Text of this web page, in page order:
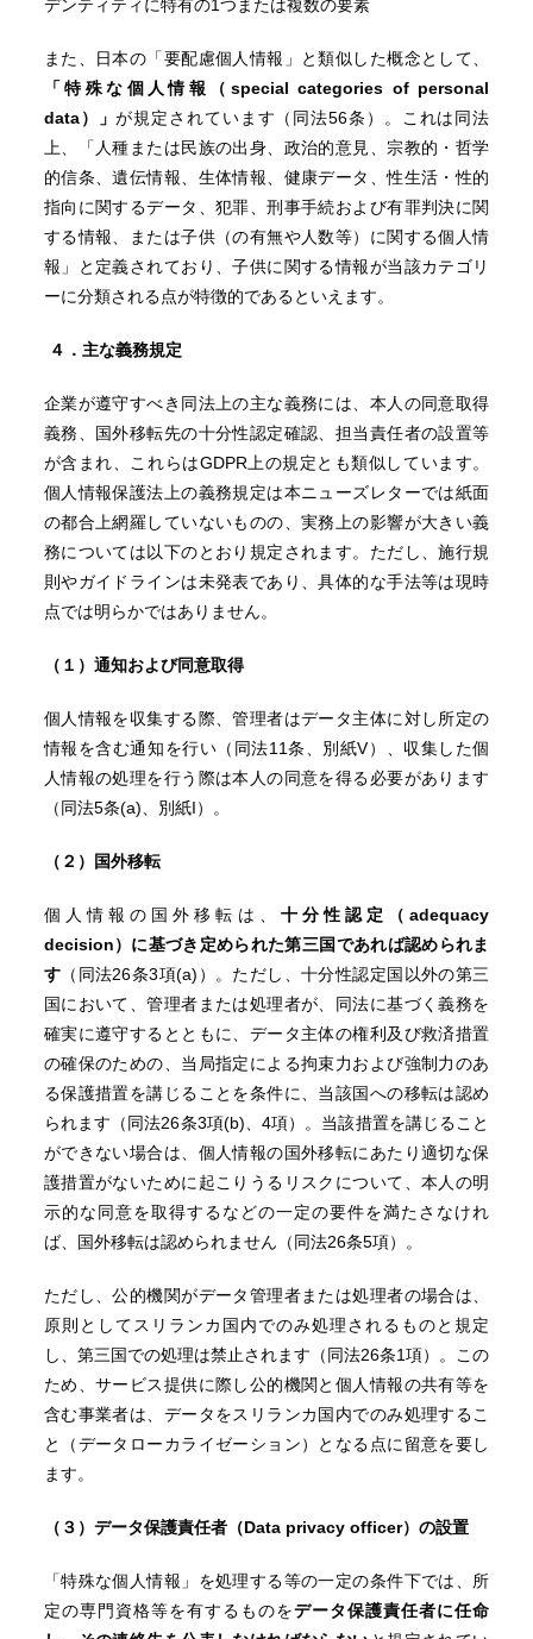
デンティティに特有の1つまたは複数の要素
また、日本の「要配慮個人情報」と類似した概念として、
「特殊な個人情報（special categories of personal
data）」が規定されています（同法56条）。これは同法
上、「人種または民族の出身、政治的意見、宗教的・哲学
的信条、遺伝情報、生体情報、健康データ、性生活・性的
指向に関するデータ、犯罪、刑事手続および有罪判決に関
する情報、または子供（の有無や人数等）に関する個人情
報」と定義されており、子供に関する情報が当該カテゴリ
ーに分類される点が特徴的であるといえます。
４． 主な義務規定
企業が遵守すべき同法上の主な義務には、本人の同意取得
義務、国外移転先の十分性認定確認、担当責任者の設置等
が含まれ、これらはGDPR上の規定とも類似しています。
個人情報保護法上の義務規定は本ニューズレターでは紙面
の都合上網羅していないものの、実務上の影響が大きい義
務については以下のとおり規定されます。ただし、施行規
則やガイドラインは未発表であり、具体的な手法等は現時
点では明らかではありません。
（１）通知および同意取得
個人情報を収集する際、管理者はデータ主体に対し所定の
情報を含む通知を行い（同法11条、別紙V）、収集した個
人情報の処理を行う際は本人の同意を得る必要があります
（同法5条(a)、別紙I）。
（２）国外移転
個人情報の国外移転は、 十分性認定（adequacy
decision）に基づき定められた第三国であれば認められま
す （同法26条3項(a)）。ただし、十分性認定国以外の第三
国において、管理者または処理者が、同法に基づく義務を
確実に遵守するとともに、データ主体の権利及び救済措置
の確保のための、当局指定による拘束力および強制力のあ
る保護措置を講じることを条件に、当該国への移転は認め
られます（同法26条3項(b)、4項）。当該措置を講じること
ができない場合は、個人情報の国外移転にあたり適切な保
護措置がないために起こりうるリスクについて、本人の明
示的な同意を取得するなどの一定の要件を満たさなけれ
ば、国外移転は認められません（同法26条5項）。
ただし、公的機関がデータ管理者または処理者の場合は、
原則としてスリランカ国内でのみ処理されるものと規定
し、第三国での処理は禁止されます（同法26条1項）。この
ため、サービス提供に際し公的機関と個人情報の共有等を
含む事業者は、データをスリランカ国内でのみ処理するこ
と（データローカライゼーション）となる点に留意を要し
ます。
（３）データ保護責任者（Data privacy officer）の設置
「特殊な個人情報」を処理する等の一定の条件下では、所
定の専門資格等を有するものをデータ保護責任者に任命